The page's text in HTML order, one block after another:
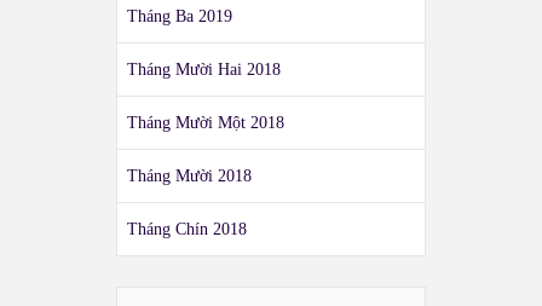
Tháng Ba 2019
Tháng Mười Hai 2018
Tháng Mười Một 2018
Tháng Mười 2018
Tháng Chín 2018